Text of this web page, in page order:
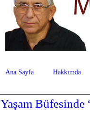
Ana Sayfa Hakkımda
Yaşam Büfesinde